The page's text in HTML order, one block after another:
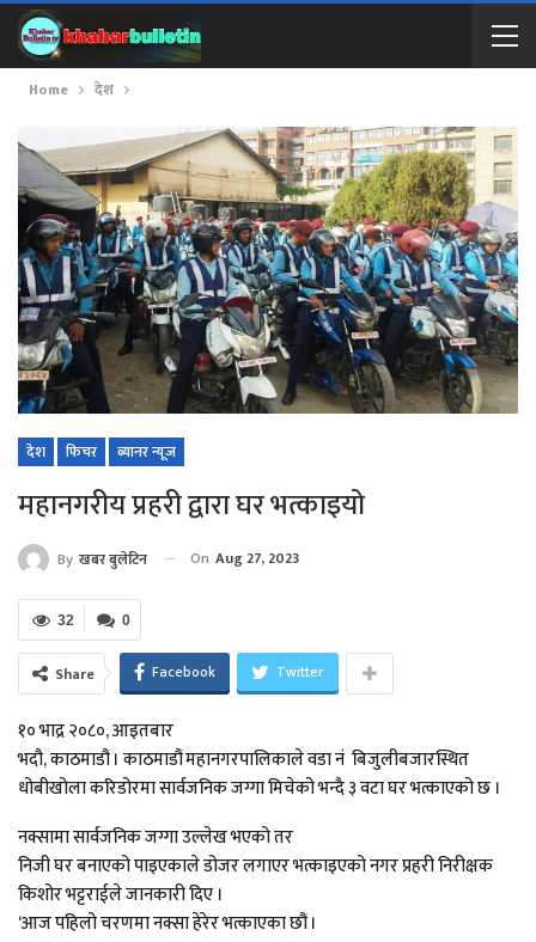
Home देश
देश फिचर ब्यानर न्यूज
महानगरीय प्रहरी द्वारा घर भत्काइयो
By खबर बुलेटिन On Aug 27, 2023
0
32
Share Facebook Twitter
१० भाद्र २०८०, आइतबार
भदौ, काठमाडौं । काठमाडौं महानगरपालिकाले वडा नं बिजुलीबजारस्थित
धोबीखोला करिडोरमा सार्वजनिक जग्गा मिचेको भन्दै ३ वटा घर भत्काएको छ ।
नक्सामा सार्वजनिक जग्गा उल्लेख भएको तर
निजी घर बनाएको पाइएकाले डोजर लगाएर भत्काइएको नगर प्रहरी निरीक्षक
किशोर भट्टराईले जानकारी दिए ।
‘आज पहिलो चरणमा नक्सा हेरेर भत्काएका छौं ।